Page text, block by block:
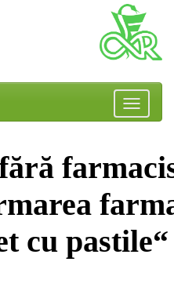
cu pastile“